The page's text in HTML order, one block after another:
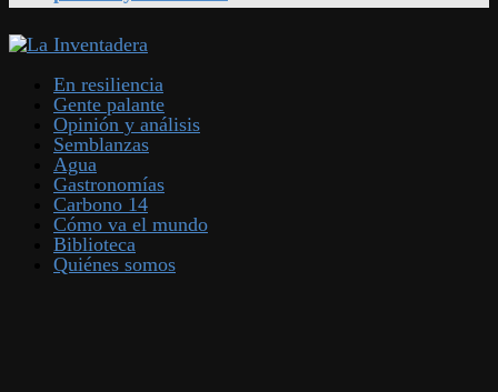
En resiliencia
Gente palante
Opinión y análisis
Semblanzas
Agua
Gastronomías
Carbono 14
Cómo va el mundo
Biblioteca
Quiénes somos